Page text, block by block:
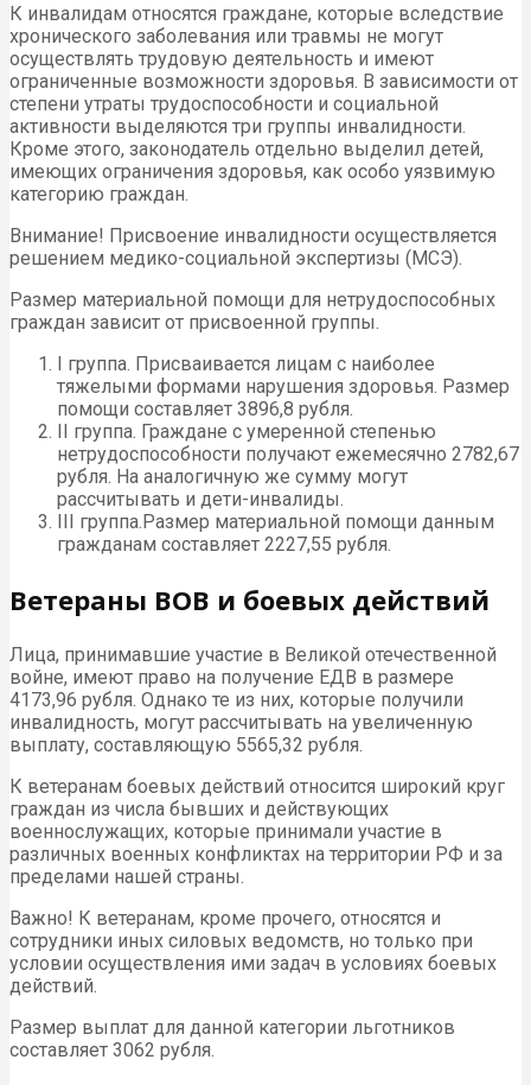
К инвалидам относятся граждане, которые вследствие
хронического заболевания или травмы не могут
осуществлять трудовую деятельность и имеют
ограниченные возможности здоровья. В зависимости от
степени утраты трудоспособности и социальной
активности выделяются три группы инвалидности.
Кроме этого, законодатель отдельно выделил детей,
имеющих ограничения здоровья, как особо уязвимую
категорию граждан.
Внимание! Присвоение инвалидности осуществляется
решением медико-социальной экспертизы (МСЭ).
Размер материальной помощи для нетрудоспособных
граждан зависит от присвоенной группы.
I группа. Присваивается лицам с наиболее
тяжелыми формами нарушения здоровья. Размер
помощи составляет 3896,8 рубля.
II группа. Граждане с умеренной степенью
нетрудоспособности получают ежемесячно 2782,67
рубля. На аналогичную же сумму могут
рассчитывать и дети-инвалиды.
III группа.Размер материальной помощи данным
гражданам составляет 2227,55 рубля.
Ветераны ВОВ и боевых действий
Лица, принимавшие участие в Великой отечественной
войне, имеют право на получение ЕДВ в размере
4173,96 рубля. Однако те из них, которые получили
инвалидность, могут рассчитывать на увеличенную
выплату, составляющую 5565,32 рубля.
К ветеранам боевых действий относится широкий круг
граждан из числа бывших и действующих
военнослужащих, которые принимали участие в
различных военных конфликтах на территории РФ и за
пределами нашей страны.
Важно! К ветеранам, кроме прочего, относятся и
сотрудники иных силовых ведомств, но только при
условии осуществления ими задач в условиях боевых
действий.
Размер выплат для данной категории льготников
составляет 3062 рубля.